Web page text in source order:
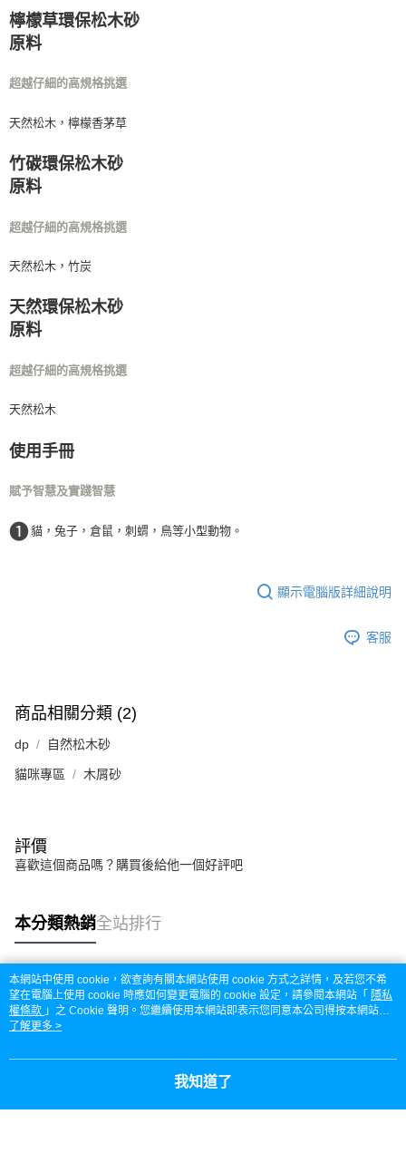
檸檬草環保松木砂
原料
超越仔細的高規格挑選
天然松木，檸檬香茅草
竹碳環保松木砂
原料
超越仔細的高規格挑選
天然松木，竹炭
天然環保松木砂
原料
超越仔細的高規格挑選
天然松木
使用手冊
賦予智慧及實踐智慧
❶貓，兔子，倉鼠，刺蝟，鳥等小型動物。
顯示電腦版詳細說明
客服
商品相關分類 (2)
dp 自然松木砂
貓咪專區 木屑砂
評價
喜歡這個商品嗎？購買後給他一個好評吧
本分類熱銷全站排行
熱門標籤
本網站中使用 cookie，欲查詢有關本網站使用 cookie 方式之詳情，及若您不希
望在電腦上使用 cookie 時應如何變更電腦的 cookie 設定，請參閱本網站「 隱私
權條款 」之 Cookie 聲明。您繼續使用本網站即表示您同意本公司得按本網站使
用條款之 Cookie 聲明使用 cookie。
了解更多 >
我知道了